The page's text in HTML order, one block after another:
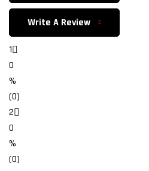
Write A Review
1
0
%
(0)
2
0
%
(0)